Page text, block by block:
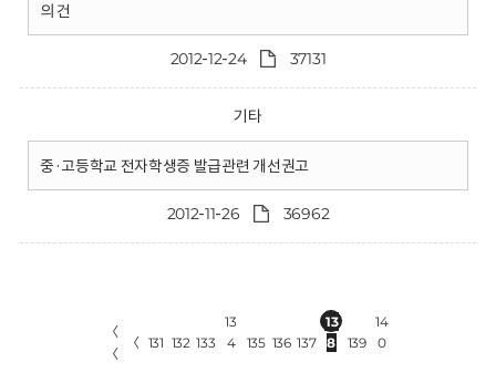
의 건
2012-12-24 37131
기타
중·고등학교 전자학생증 발급관련 개선권고
2012-11-26 36962
〈
〈
〈 131 132 133
13
4
135 136 137
13
8
139
14
0